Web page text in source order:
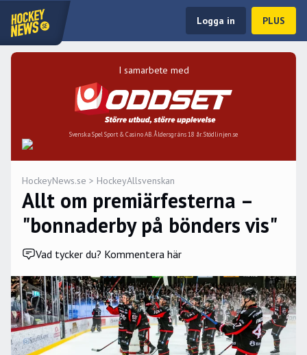
Logga in PLUS
I samarbete med
Svenska Spel Sport & Casino AB. Åldersgräns 18 år. Stödlinjen.se
HockeyNews.se > HockeyAllsvenskan
Allt om premiärfesterna –
"bonnaderby på bönders vis"
Vad tycker du? Kommentera här